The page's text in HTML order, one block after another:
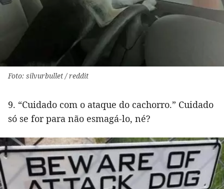
Foto: silvurbullet / reddit
9. “Cuidado com o ataque do cachorro.” Cuidado
só se for para não esmagá-lo, né?